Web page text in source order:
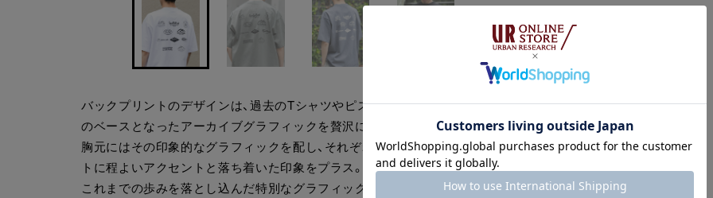
バックプリントのデザインは、過去のTシャツやピスネームのために描かれた未発表のものや、製品デザイン
のベースとなったアーカイブグラフィックを贅沢に落とし込みました。
胸元にはその印象的なグラフィックを配し、それぞれのボディカラーに合わせた絶妙な配色が、コーディネー
トに程よいアクセントと落ち着いた印象をプラス。
これまでの歩みを落とし込んだ特別なグラフィックデザインが目を惹くミニマルな一着です。